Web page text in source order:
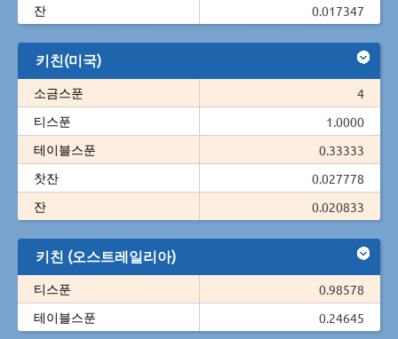
잔
0.017347
키친(미국)
소금스푼
4
티스푼
1.0000
테이블스푼
0.33333
찻잔
0.027778
잔
0.020833
키친 (오스트레일리아)
티스푼
0.98578
테이블스푼
0.24645